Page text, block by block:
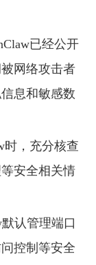
已经公开
网络攻击者
息和敏感数
时，充分核查
安全相关情
认管理端口
控制等安全